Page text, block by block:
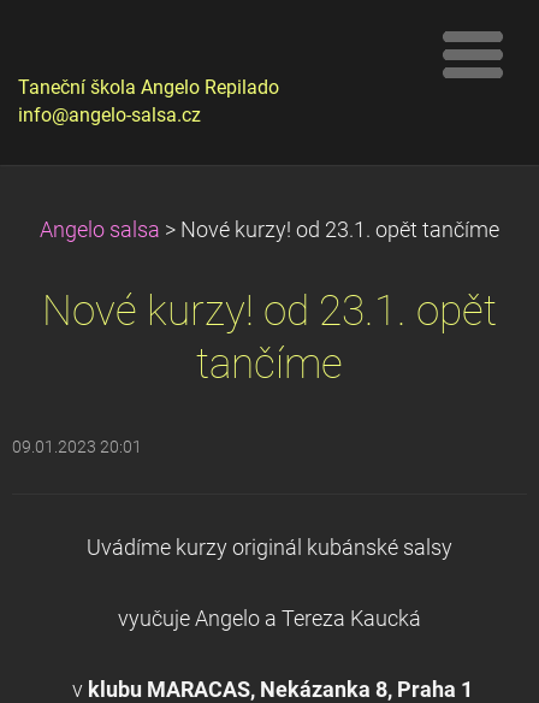
Taneční škola Angelo Repilado
info@angelo-salsa.cz
Angelo salsa > Nové kurzy! od 23.1. opět tančíme
Nové kurzy! od 23.1. opět
tančíme
09.01.2023 20:01
Uvádíme kurzy originál kubánské salsy
vyučuje Angelo a Tereza Kaucká
v klubu MARACAS, Nekázanka 8, Praha 1